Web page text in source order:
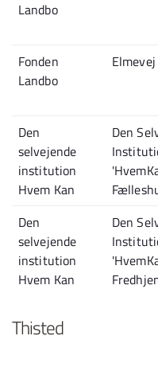
Landbo
Fonden
Landbo
Elmevej
Den
selvejende
institution
Hvem Kan
Den
Den
selvejende
institution
Hvem Kan
Den
Thisted